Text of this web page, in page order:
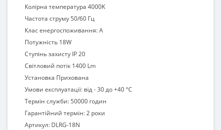
Колірна температура 4000K
Частота струму 50/60 Гц
Клас енергоспоживання: А
Потужність 18W
Ступінь захисту IP 20
Світловий потік 1400 Lm
Установка Прихована
Умови експлуатації: від - 30 до +40 °С
Термін служби: 50000 годин
Гарантійний термін: 2 роки
Артикул: DLRG-18N